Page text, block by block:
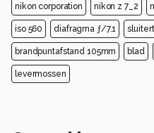
nikon corporation nikon z 7_2
iso 560 diafragma ƒ/7.1
brandpuntafstand 105mm blad
levermossen